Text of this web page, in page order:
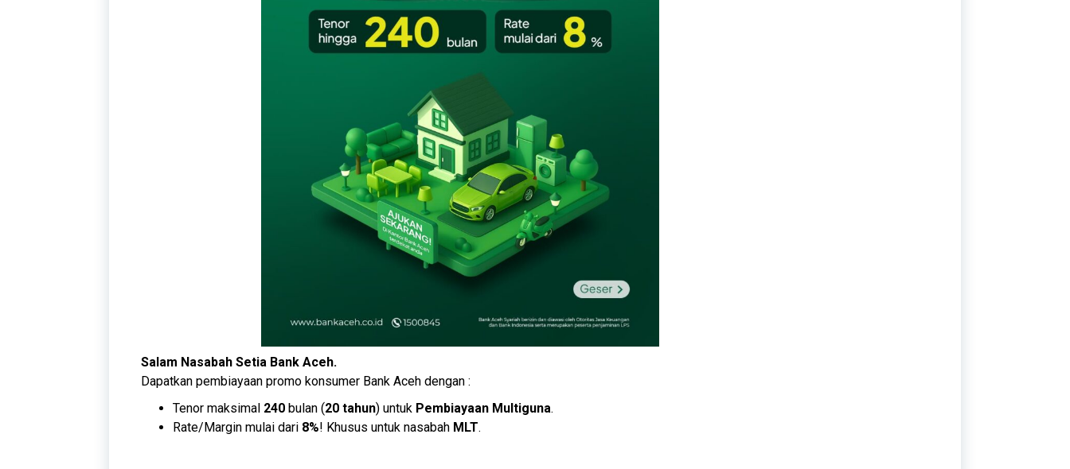
Salam Nasabah Setia Bank Aceh.
​Dapatkan pembiayaan promo konsumer Bank Aceh dengan :
Tenor maksimal 240 bulan (20 tahun) untuk Pembiayaan Multiguna.
Rate/Margin mulai dari 8%! Khusus untuk nasabah MLT.